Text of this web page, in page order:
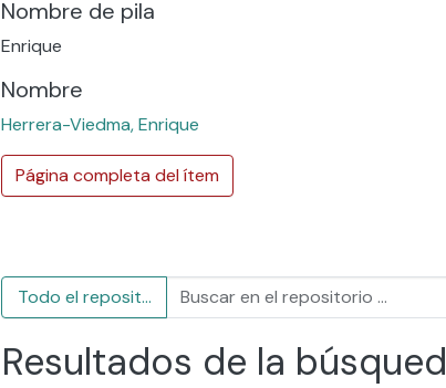
Nombre de pila
Enrique
Nombre
Herrera-Viedma, Enrique
Página completa del ítem
Todo el repositorio
Resultados de la